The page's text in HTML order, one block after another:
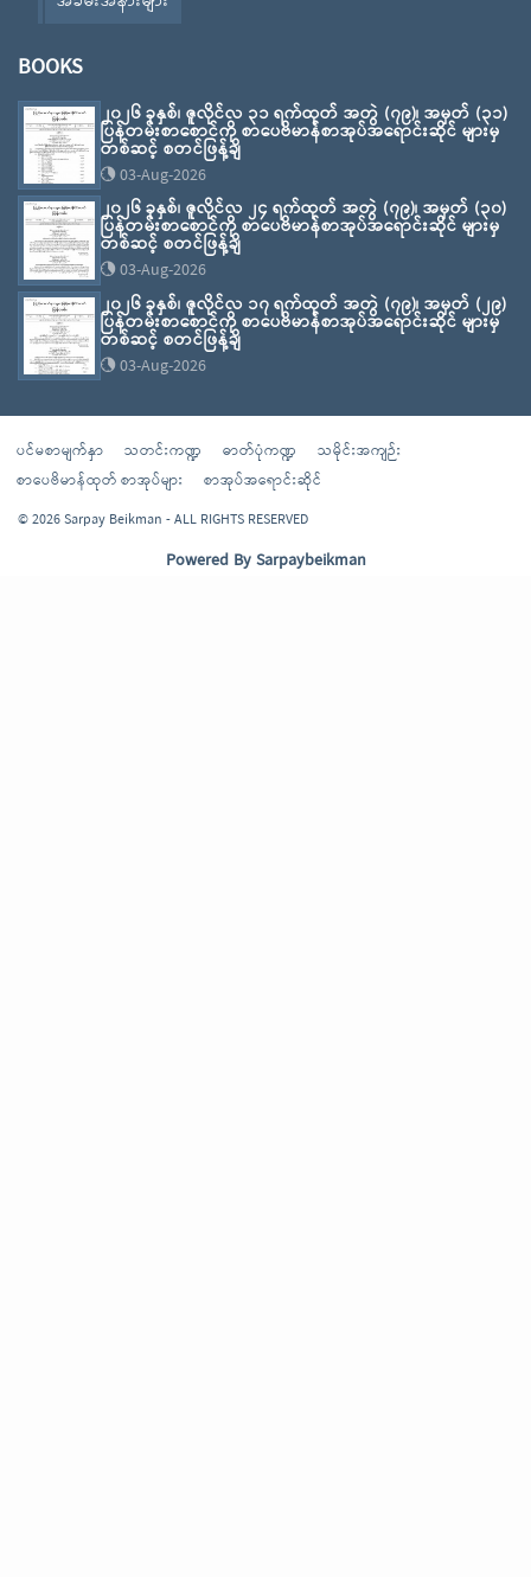
BOOKS
၂၀၂၆ ခုနှစ်၊ ဇူလိုင်လ ၃၁ ရက်ထုတ် အတွဲ (၇၉)၊ အမှတ် (၃၁)
ပြန်တမ်းစာစောင်ကို စာပေဗိမာန်စာအုပ်အရောင်းဆိုင် များမှ
တစ်ဆင့် စတင်ဖြန့်ချိ
03-Aug-2026
၂၀၂၆ ခုနှစ်၊ ဇူလိုင်လ ၂၄ ရက်ထုတ် အတွဲ (၇၉)၊ အမှတ် (၃၀)
ပြန်တမ်းစာစောင်ကို စာပေဗိမာန်စာအုပ်အရောင်းဆိုင် များမှ
တစ်ဆင့် စတင်ဖြန့်ချိ
03-Aug-2026
၂၀၂၆ ခုနှစ်၊ ဇူလိုင်လ ၁၇ ရက်ထုတ် အတွဲ (၇၉)၊ အမှတ် (၂၉)
ပြန်တမ်းစာစောင်ကို စာပေဗိမာန်စာအုပ်အရောင်းဆိုင် များမှ
တစ်ဆင့် စတင်ဖြန့်ချိ
03-Aug-2026
ပင်မစာမျက်နှာ သတင်းကဏ္ဍ ဓာတ်ပုံကဏ္ဍ
သမိုင်းအကျဉ်း
စာပေဗိမာန်ထုတ် စာအုပ်များ
စာအုပ်အရောင်းဆိုင်
© 2026 Sarpay Beikman - ALL RIGHTS RESERVED
Powered BySarpaybeikman